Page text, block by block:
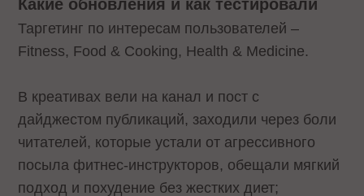
Какие обновления и как тестировали
Таргетинг по интересам пользователей –
Fitness, Food & Cooking, Health & Medicine.
В креативах вели на канал и пост с
дайджестом публикаций, заходили через боли
читателей, которые устали от агрессивного
посыла фитнес-инструкторов, обещали мягкий
подход и похудение без жестких диет;